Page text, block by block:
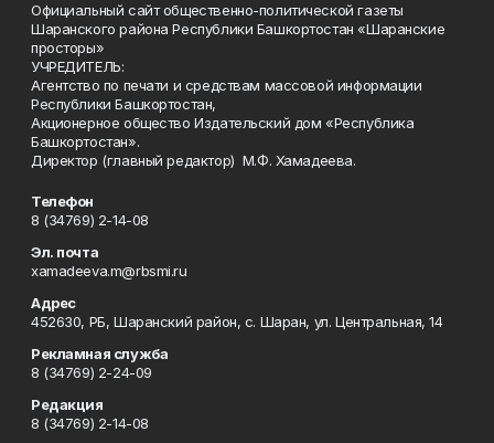
Официальный сайт общественно-политической газеты
Шаранского района Республики Башкортостан «Шаранские
просторы»
УЧРЕДИТЕЛЬ:
Агентство по печати и средствам массовой информации
Республики Башкортостан,
Акционерное общество Издательский дом «Республика
Башкортостан».
Директор (главный редактор) М.Ф. Хамадеева.
Телефон
8 (34769) 2-14-08
Эл. почта
xamadeeva.m@rbsmi.ru
Адрес
452630, РБ, Шаранский район, с. Шаран, ул. Центральная, 14
Рекламная служба
8 (34769) 2-24-09
Редакция
8 (34769) 2-14-08